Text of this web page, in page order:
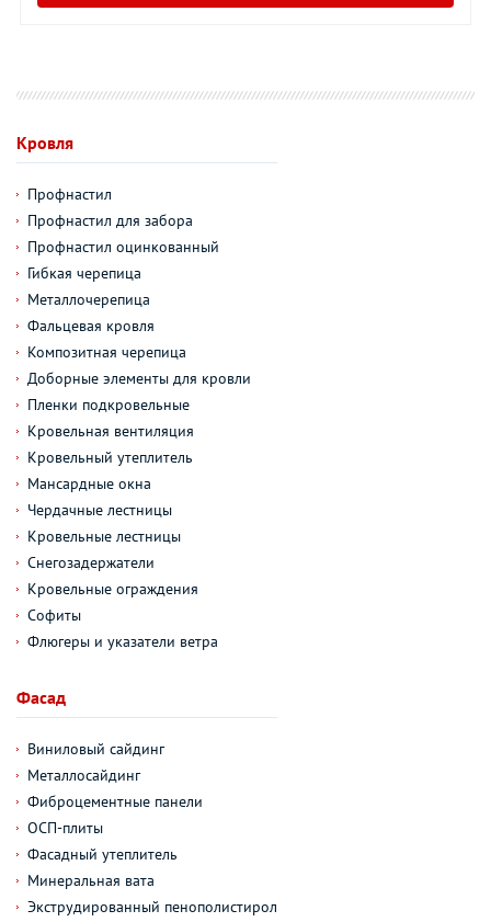
Кровля
Профнастил
Профнастил для забора
Профнастил оцинкованный
Гибкая черепица
Металлочерепица
Фальцевая кровля
Композитная черепица
Доборные элементы для кровли
Пленки подкровельные
Кровельная вентиляция
Кровельный утеплитель
Мансардные окна
Чердачные лестницы
Кровельные лестницы
Снегозадержатели
Кровельные ограждения
Софиты
Флюгеры и указатели ветра
Фасад
Виниловый сайдинг
Металлосайдинг
Фиброцементные панели
ОСП-плиты
Фасадный утеплитель
Минеральная вата
Экструдированный пенополистирол